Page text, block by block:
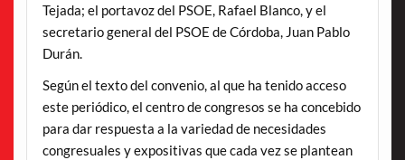
Tejada; el portavoz del PSOE, Rafael Blanco, y el
secretario general del PSOE de Córdoba, Juan Pablo
Durán.
Según el texto del convenio, al que ha tenido acceso
este periódico, el centro de congresos se ha concebido
para dar respuesta a la variedad de necesidades
congresuales y expositivas que cada vez se plantean